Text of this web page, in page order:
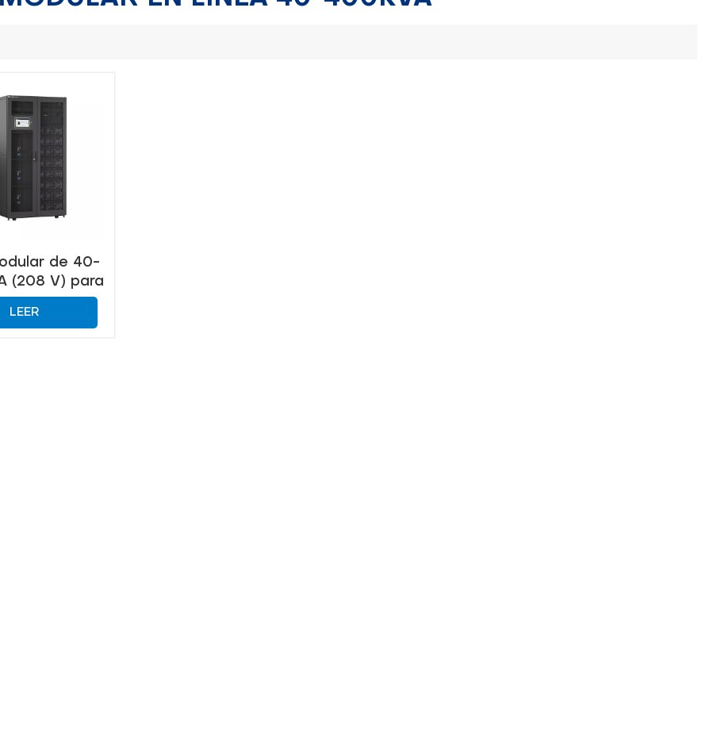
de 40-
(208 V) para
de TI
y
LEER